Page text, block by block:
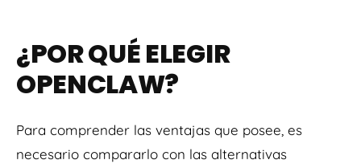
¿POR QUÉ ELEGIR
OPENCLAW?
Para comprender las ventajas que posee, es
necesario compararlo con las alternativas